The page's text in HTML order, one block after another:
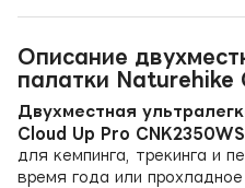
Описание
палатки Naturehike
Двухместная
Cloud Up Pro
для кемпинга, трекинга и
время года или